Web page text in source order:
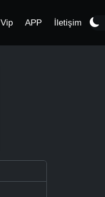
Vip APP İletişim